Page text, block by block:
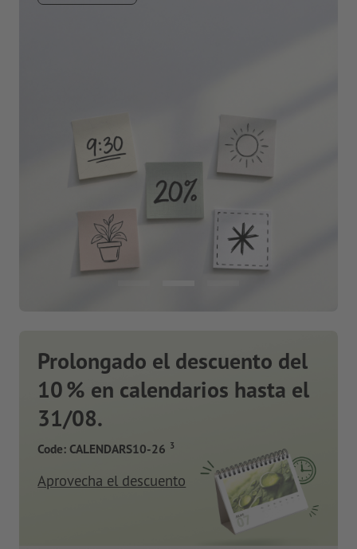
Prolongado el descuento del
10 % en calendarios hasta el
31/08.
Code: CALENDARS10-26 3
Aprovecha el descuento